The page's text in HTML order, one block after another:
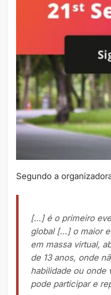
Segundo a
[…] é o primeiro
global […] o maior
em massa virtual,
de 13 anos, onde
habilidade ou onde
pode participar e